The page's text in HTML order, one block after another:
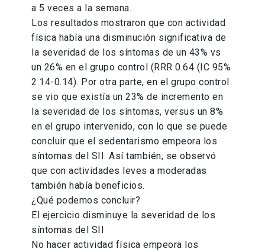
a 5 veces a la semana.
Los resultados mostraron que con actividad
física había una disminución significativa de
la severidad de los síntomas de un 43% vs
un 26% en el grupo control (RRR 0.64 (IC 95%
2.14-0.14). Por otra parte, en el grupo control
se vio que existía un 23% de incremento en
la severidad de los síntomas, versus un 8%
en el grupo intervenido, con lo que se puede
concluir que el sedentarismo empeora los
síntomas del SII. Así también, se observó
que con actividades leves a moderadas
también había beneficios.
¿Qué podemos concluir?
El ejercicio disminuye la severidad de los
síntomas del SII
No hacer actividad física empeora los